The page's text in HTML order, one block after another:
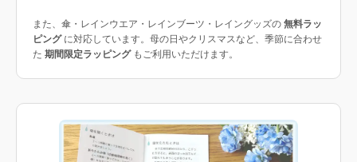
また、傘・レインウエア・レインブーツ・レイングッズの 無料ラッ
ピングに対応しています。母の日やクリスマスなど、季節に合わせ
た 期間限定ラッピングもご利用いただけます。